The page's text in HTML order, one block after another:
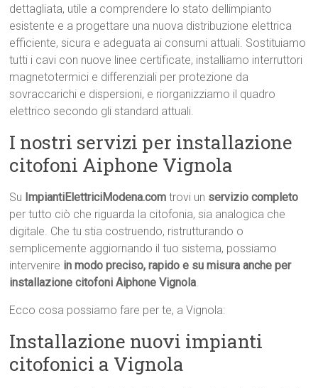
dettagliata, utile a comprendere lo stato dellimpianto
esistente e a progettare una nuova distribuzione elettrica
efficiente, sicura e adeguata ai consumi attuali. Sostituiamo
tutti i cavi con nuove linee certificate, installiamo interruttori
magnetotermici e differenziali per protezione da
sovraccarichi e dispersioni, e riorganizziamo il quadro
elettrico secondo gli standard attuali.
I nostri servizi per installazione
citofoni Aiphone Vignola
Su ImpiantiElettriciModena.com trovi un servizio completo
per tutto ciò che riguarda la citofonia, sia analogica che
digitale. Che tu stia costruendo, ristrutturando o
semplicemente aggiornando il tuo sistema, possiamo
intervenire in modo preciso, rapido e su misura anche per
installazione citofoni Aiphone Vignola.
Ecco cosa possiamo fare per te, a Vignola:
Installazione nuovi impianti
citofonici a Vignola